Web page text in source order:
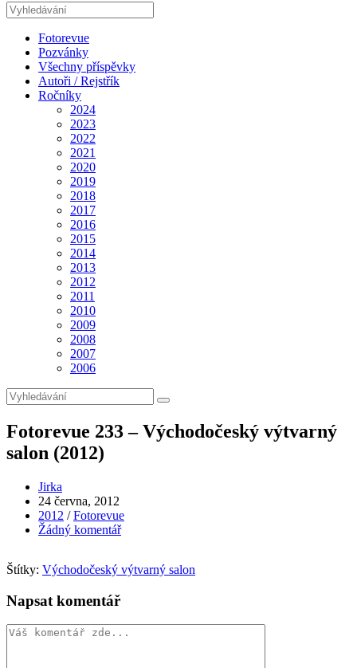
Hledat
na
stránceFotorevue
Pozvánky
Všechny příspěvky
Autoři / Rejstřík
Ročníky
2024
2023
2022
2021
2020
2019
2018
2017
2016
2015
2014
2013
2012
2011
2010
2009
2008
2007
2006
Fotorevue 233 – Východočeský výtvarný
salon (2012)
Autor
příspěvku
Jirka
Příspěvek
byl
publikován
24 června, 2012
Rubriky
příspěvku
2012 / Fotorevue
Komentáře
Žádný komentář
Štítky: Východočeský výtvarný salon
Napsat komentář
Komentář